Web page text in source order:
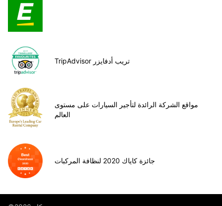
TripAdvisor تريب أدفايزر
مواقع الشركة الرائدة لتأجير السيارات على مستوى
العالم
جائزة كاياك 2020 لنظافة المركبات